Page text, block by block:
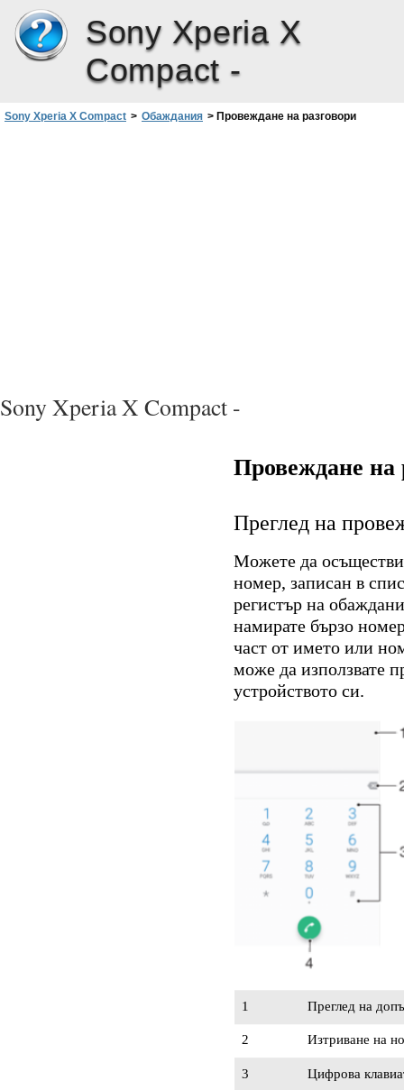
Sony Xperia X
Compact -
Sony Xperia X Compact > Обаждания > Провеждане на разговори
Sony Xperia X Compact -
Провеждане на
Преглед на
Можете да
номер, записан в
регистър на
намирате бързо
част от името или
може да използвате
устройството си.
1 Преглед на
2 Изтриване на
3 Цифрова